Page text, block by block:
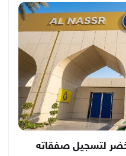
لتسجيل صفقاته